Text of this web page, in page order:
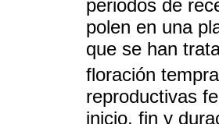
periodos de
polen en una
que se han
floración
reproductivas
inicio, fin y